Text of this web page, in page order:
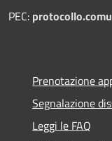
PEC:
Prenotazione
Segnalazione
Leggi le FAQ